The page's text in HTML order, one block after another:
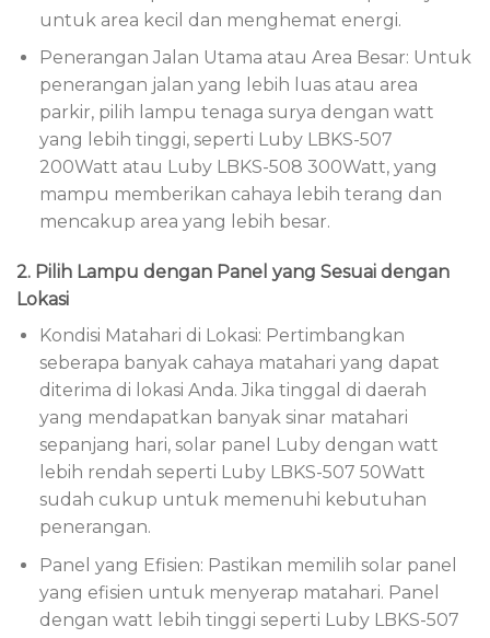
untuk area kecil dan menghemat energi.
Penerangan Jalan Utama atau Area Besar: Untuk
penerangan jalan yang lebih luas atau area
parkir, pilih lampu tenaga surya dengan watt
yang lebih tinggi, seperti Luby LBKS-507
200Watt atau Luby LBKS-508 300Watt, yang
mampu memberikan cahaya lebih terang dan
mencakup area yang lebih besar.
2. Pilih Lampu dengan Panel yang Sesuai dengan
Lokasi
Kondisi Matahari di Lokasi: Pertimbangkan
seberapa banyak cahaya matahari yang dapat
diterima di lokasi Anda. Jika tinggal di daerah
yang mendapatkan banyak sinar matahari
sepanjang hari, solar panel Luby dengan watt
lebih rendah seperti Luby LBKS-507 50Watt
sudah cukup untuk memenuhi kebutuhan
penerangan.
Panel yang Efisien: Pastikan memilih solar panel
yang efisien untuk menyerap matahari. Panel
dengan watt lebih tinggi seperti Luby LBKS-507